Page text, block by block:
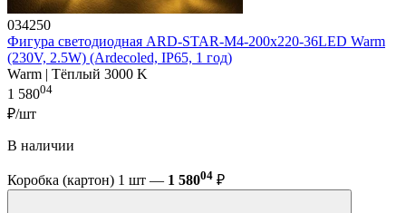
034250
Фигура светодиодная ARD-STAR-M4-200x220-36LED Warm
(230V, 2.5W) (Ardecoled, IP65, 1 год)
Warm | Тёплый 3000 K
1 58004
₽/шт
В наличии
Коробка (картон) 1 шт — 1 58004 ₽